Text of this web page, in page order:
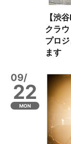
【渋
クラウ
プロ
ます
09/
22
MON